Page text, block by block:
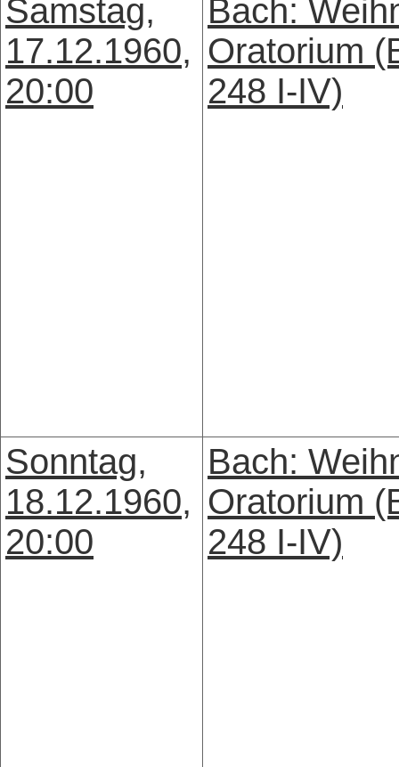
Samstag,
17.12.1960,
20:00
Bach:
Oratorium
248 I-IV)
Sonntag,
18.12.1960,
20:00
Bach:
Oratorium
248 I-IV)